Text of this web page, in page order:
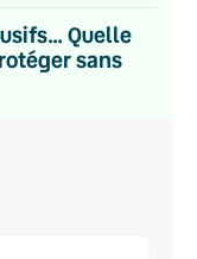
Quelle
sans